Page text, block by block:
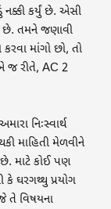
નક્કી કર્યું છે. એસી
છે. તમને જણાવી
માંગો છો, તો
જ રીતે, AC 2
નિઃસ્વાર્થ
માહિતી મેળવીને
છે. માટે કોઈ પણ
ઘરગથ્થુ પ્રયોગ
તે વિષયના